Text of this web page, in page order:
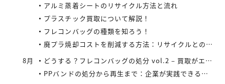
アルミ蒸着シートのリサイクル方法と流れ
プラスチック買取について解説！
フレコンバッグの種類を知ろう！
廃プラ焼却コストを削減する方法：リサイクルとの比較で見えてくる最適解
8月
どうする？フレコンバッグの処分 vol.2 – 買取がエコにつながる
PPバンドの処分から再生まで：企業が実践できるコスト効率の高い手法